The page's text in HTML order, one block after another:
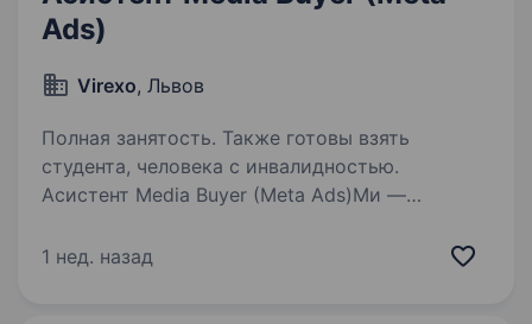
Ads)
Virexo, Львов
Полная занятость. Также готовы взять
студента, человека с инвалидностью.
Асистент Media Buyer (Meta Ads)Ми —
проєктами у вертикалі Social/Dating
1 нед. назад